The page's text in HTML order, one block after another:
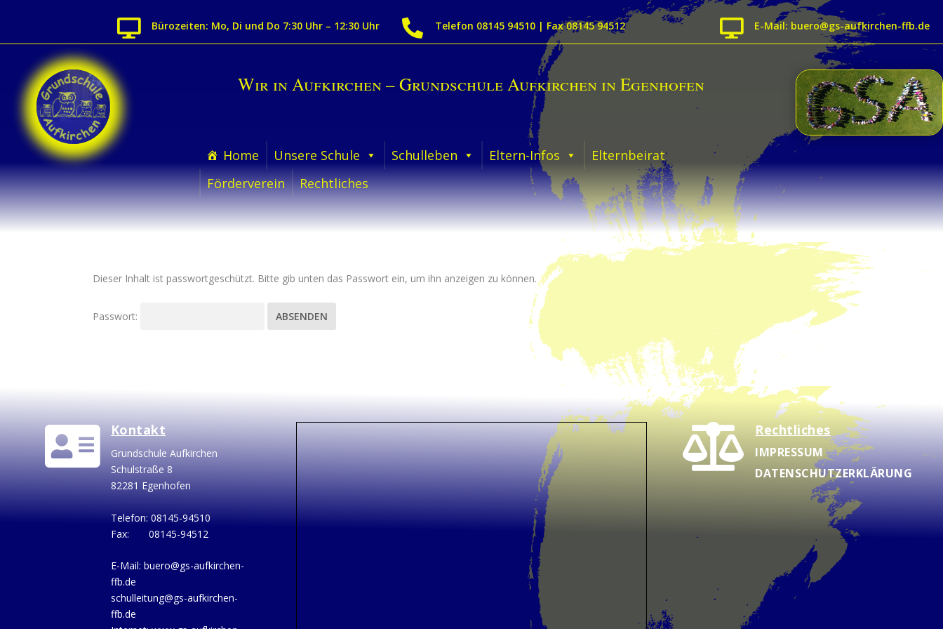
 Bürozeiten: Mo, Di und Do 7:30 Uhr – 12:30 Uhr  Telefon 08145 94510 | Fax 08145 94512  E-Mail: buero@gs-aufkirchen-ffb.de
Wir in Aufkirchen – Grundschule Aufkirchen in Egenhofen
Home Unsere Schule Schulleben Eltern-Infos
Elternbeirat
Förderverein
Rechtliches
Dieser Inhalt ist passwortgeschützt. Bitte gib unten das Passwort ein, um ihn anzeigen zu können.
Passwort:
 Kontakt
Grundschule Aufkirchen
Schulstraße 8
82281 Egenhofen
Telefon: 08145-94510
Fax: 08145-94512
E-Mail: buero@gs-aufkirchen-
ffb.de
schulleitung@gs-aufkirchen-
ffb.de
 Rechtliches
IMPRESSUM
DATENSCHUTZERKLÄRUNG